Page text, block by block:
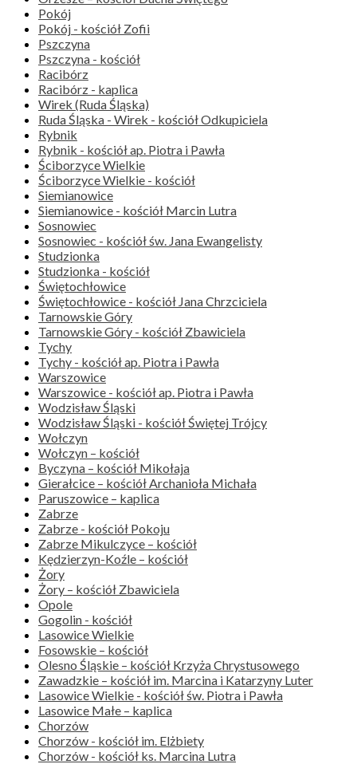
Pokój
Pokój - kościół Zofii
Pszczyna
Pszczyna - kościół
Racibórz
Racibórz - kaplica
Wirek (Ruda Śląska)
Ruda Śląska - Wirek - kościół Odkupiciela
Rybnik
Rybnik - kościół ap. Piotra i Pawła
Ściborzyce Wielkie
Ściborzyce Wielkie - kościół
Siemianowice
Siemianowice - kościół Marcin Lutra
Sosnowiec
Sosnowiec - kościół św. Jana Ewangelisty
Studzionka
Studzionka - kościół
Świętochłowice
Świętochłowice - kościół Jana Chrzciciela
Tarnowskie Góry
Tarnowskie Góry - kościół Zbawiciela
Tychy
Tychy - kościół ap. Piotra i Pawła
Warszowice
Warszowice - kościół ap. Piotra i Pawła
Wodzisław Śląski
Wodzisław Śląski - kościół Świętej Trójcy
Wołczyn
Wołczyn – kościół
Byczyna – kościół Mikołaja
Gierałcice – kościół Archanioła Michała
Paruszowice – kaplica
Zabrze
Zabrze - kościół Pokoju
Zabrze Mikulczyce – kościół
Kędzierzyn-Koźle – kościół
Żory
Żory – kościół Zbawiciela
Opole
Gogolin - kościół
Lasowice Wielkie
Fosowskie – kościół
Olesno Śląskie – kościół Krzyża Chrystusowego
Zawadzkie – kościół im. Marcina i Katarzyny Luter
Lasowice Wielkie - kościół św. Piotra i Pawła
Lasowice Małe – kaplica
Chorzów
Chorzów - kościół im. Elżbiety
Chorzów - kościół ks. Marcina Lutra